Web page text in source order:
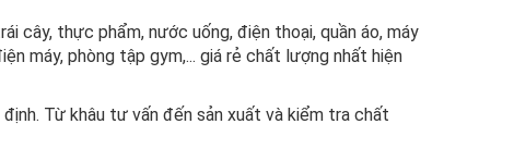
cây, thực phẩm, nước uống, điện thoại, quần áo, máy
máy, phòng tập gym,... giá rẻ chất lượng nhất hiện
Từ khâu tư vấn đến sản xuất và kiểm tra chất